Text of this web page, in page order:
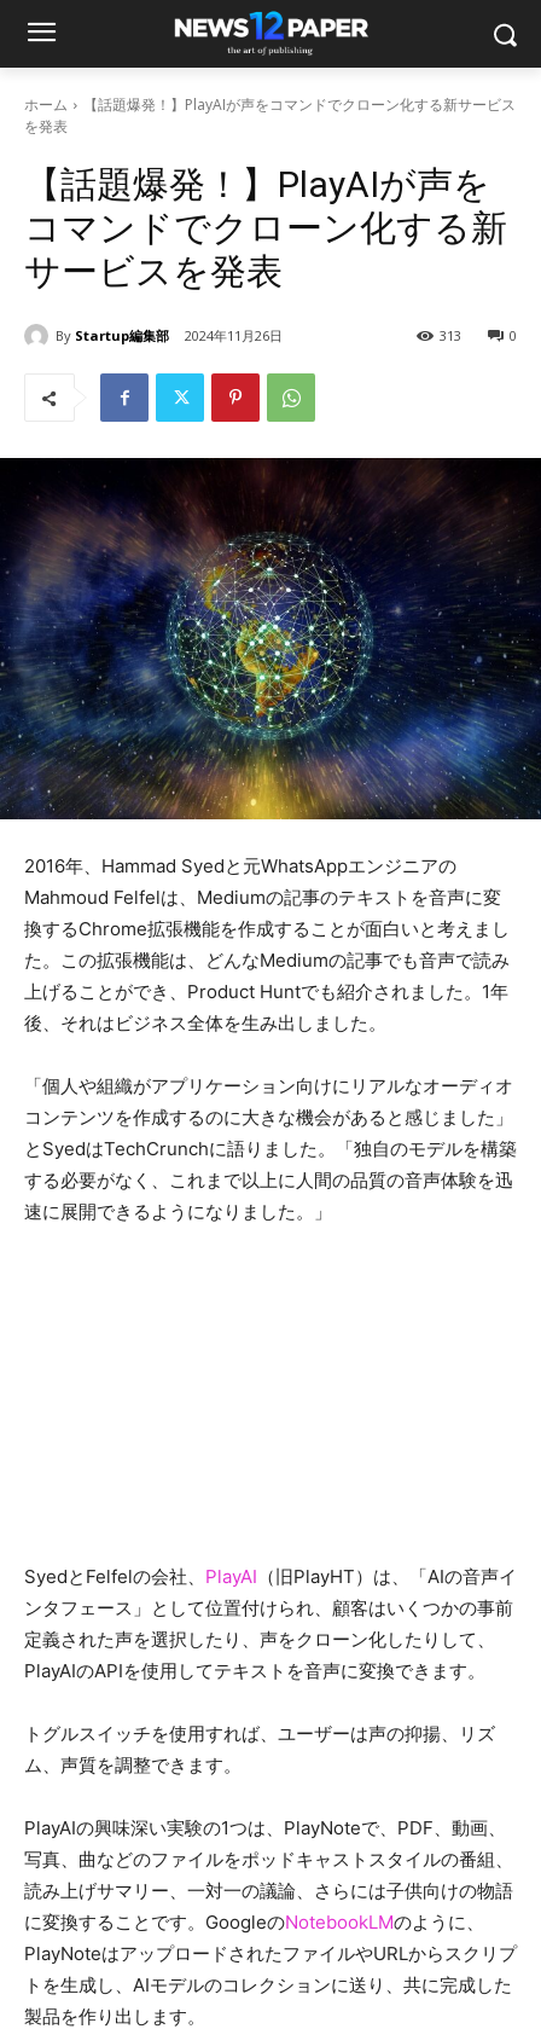
ホーム
【話題爆発！】PlayAIが声をコマンドでクローン化する新サービス
を発表
【話題爆発！】PlayAIが声を
コマンドでクローン化する新
サービスを発表
By Startup編集部 2024年11月26日 0
313
2016年、Hammad Syedと元WhatsAppエンジニアの
Mahmoud Felfelは、Mediumの記事のテキストを音声に変
換するChrome拡張機能を作成することが面白いと考えまし
た。この拡張機能は、どんなMediumの記事でも音声で読み
上げることができ、Product Huntでも紹介されました。1年
後、それはビジネス全体を生み出しました。
「個人や組織がアプリケーション向けにリアルなオーディオ
コンテンツを作成するのに大きな機会があると感じました」
とSyedはTechCrunchに語りました。「独自のモデルを構築
する必要がなく、これまで以上に人間の品質の音声体験を迅
速に展開できるようになりました。」
SyedとFelfelの会社、 PlayAI （旧PlayHT）は、「AIの音声イ
ンタフェース」として位置付けられ、顧客はいくつかの事前
定義された声を選択したり、声をクローン化したりして、
PlayAIのAPIを使用してテキストを音声に変換できます。
トグルスイッチを使用すれば、ユーザーは声の抑揚、リズ
ム、声質を調整できます。
PlayAIの興味深い実験の1つは、PlayNoteで、PDF、動画、
写真、曲などのファイルをポッドキャストスタイルの番組、
読み上げサマリー、一対一の議論、さらには子供向けの物語
に変換することです。GoogleのNotebookLMのように、
PlayNoteはアップロードされたファイルやURLからスクリプ
トを生成し、AIモデルのコレクションに送り、共に完成した
製品を作り出します。